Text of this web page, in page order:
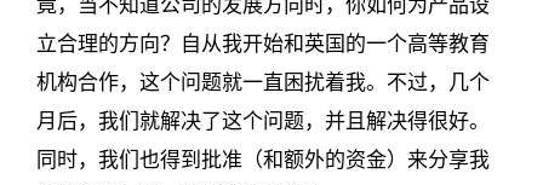
竟，当不知道公司的发展方向时，你如何为产品设
立合理的方向？自从我开始和英国的一个高等教育
机构合作，这个问题就一直困扰着我。不过，几个
月后，我们就解决了这个问题，并且解决得很好。
同时，我们也得到批准（和额外的资金）来分享我